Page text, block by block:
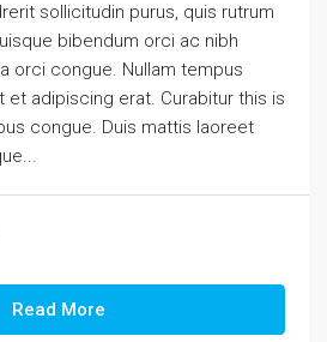
sollicitudin purus, quis rutrum
bibendum orci ac nibh
orci congue. Nullam tempus
et adipiscing erat. Curabitur this is
congue. Duis mattis laoreet
Read More